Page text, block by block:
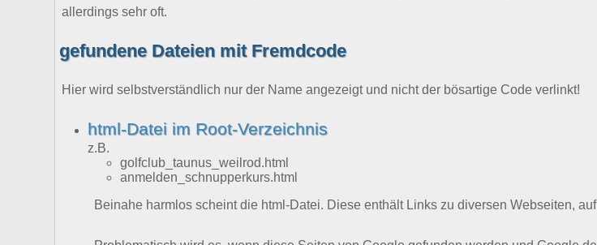
allerdings sehr oft.
gefundene Dateien mit Fremdcode
Hier wird selbstverständlich nur der Name angezeigt und nicht der bösartige Code verlinkt!
html-Datei im Root-Verzeichnis
z.B.
golfclub_taunus_weilrod.html
anmelden_schnupperkurs.html
Beinahe harmlos scheint die html-Datei. Diese enthält Links zu diversen Webseiten,